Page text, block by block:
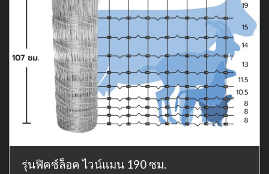
รุ่นฟิคซ์ล็อค ไวน์แมน 190 ซม.